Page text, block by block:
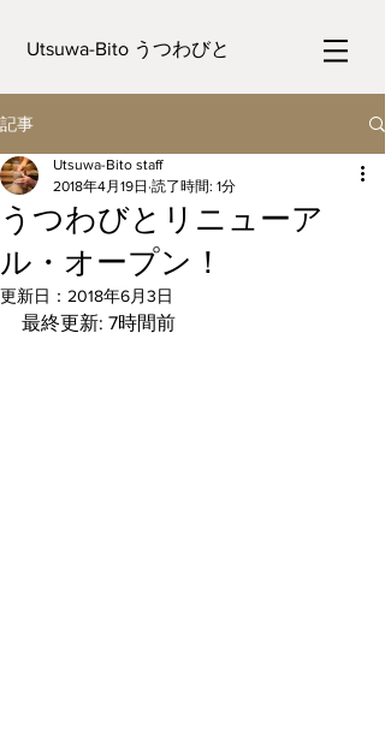
Utsuwa-Bito うつわびと
記事
うつわびとリニューア
ル・オープン！
Utsuwa-Bito staff
2018年4月19日 読了時間: 1分
更新日： 2018年6月3日
最終更新: 7時間前